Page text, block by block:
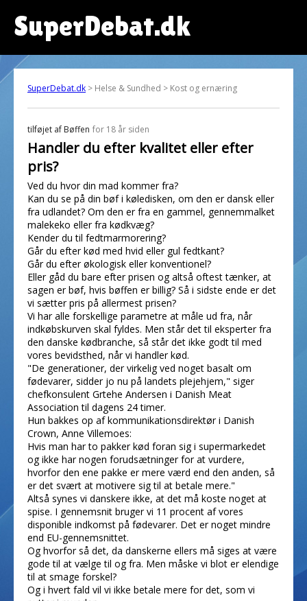
SuperDebat.dk
SuperDebat.dk > Helse & Sundhed > Kost og ernæring
tilføjet af Bøffen for 18 år siden
Handler du efter kvalitet eller efter
pris?
Ved du hvor din mad kommer fra?
Kan du se på din bøf i køledisken, om den er dansk eller
fra udlandet? Om den er fra en gammel, gennemmalket
malekeko eller fra kødkvæg?
Kender du til fedtmarmorering?
Går du efter kød med hvid eller gul fedtkant?
Går du efter økologisk eller konventionel?
Eller gåd du bare efter prisen og altså oftest tænker, at
sagen er bøf, hvis bøffen er billig? Så i sidste ende er det
vi sætter pris på allermest prisen?
Vi har alle forskellige parametre at måle ud fra, når
indkøbskurven skal fyldes. Men står det til eksperter fra
den danske kødbranche, så står det ikke godt til med
vores bevidsthed, når vi handler kød.
"De generationer, der virkelig ved noget basalt om
fødevarer, sidder jo nu på landets plejehjem," siger
chefkonsulent Grtehe Andersen i Danish Meat
Association til dagens 24 timer.
Hun bakkes op af kommunikationsdirektør i Danish
Crown, Anne Villemoes:
Hvis man har to pakker kød foran sig i supermarkedet
og ikke har nogen forudsætninger for at vurdere,
hvorfor den ene pakke er mere værd end den anden, så
er det svært at motivere sig til at betale mere."
Altså synes vi danskere ikke, at det må koste noget at
spise. I gennemsnit bruger vi 11 procent af vores
disponible indkomst på fødevarer. Det er noget mindre
end EU-gennemsnittet.
Og hvorfor så det, da danskerne ellers må siges at være
gode til at vælge til og fra. Men måske vi blot er elendige
til at smage forskel?
Og i hvert fald vil vi ikke betale mere for det, som vi